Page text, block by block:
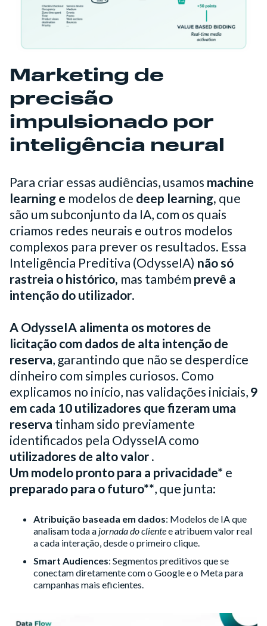
Marketing de
precisão
impulsionado por
inteligência neural
Para criar essas audiências, usamos machine
learning e modelos de deep learning, que
são um subconjunto da IA, com os quais
criamos redes neurais e outros modelos
complexos para prever os resultados. Essa
Inteligência Preditiva (OdysseIA) não só
rastreia o histórico, mas também prevê a
intenção do utilizador.
A OdysseIA alimenta os motores de
licitação com dados de alta intenção de
reserva, garantindo que não se desperdice
dinheiro com simples curiosos. Como
explicamos no início, nas validações iniciais,9
em cada 10 utilizadores que fizeram uma
reserva tinham sido previamente
identificados pela OdysseIA como
utilizadores de alto valor.
Um modelo pronto para a privacidade* e
preparado para o futuro**, que junta:
Atribuição baseada em dados: Modelos de IA que
analisam toda a jornada do clientee atribuem valor real
a cada interação, desde o primeiro clique.
Smart Audiences: Segmentos preditivos que se
conectam diretamente com o Google e o Meta para
campanhas mais eficientes.